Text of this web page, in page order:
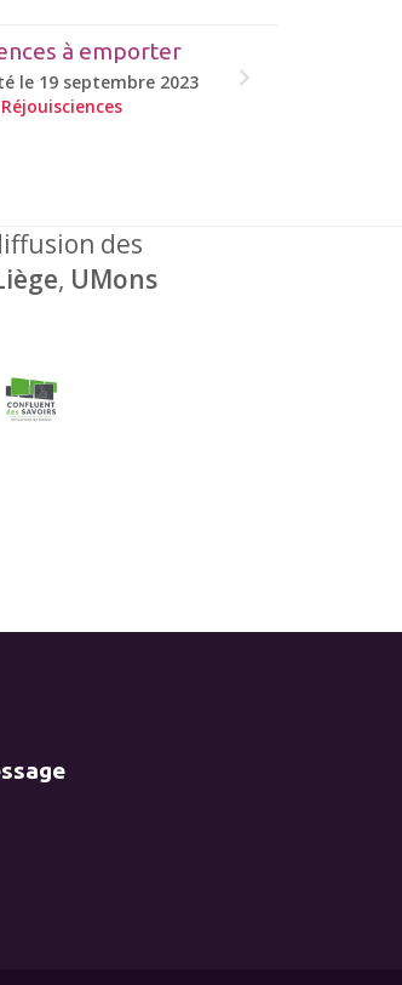
à emporter
le 19 septembre 2023
Réjouisciences
des
, UMons